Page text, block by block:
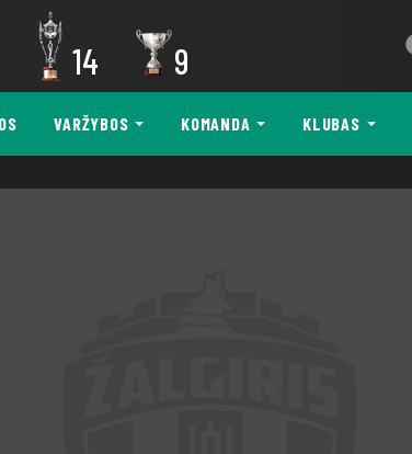
14 9
VARŽYBOS KOMANDA KLUBAS